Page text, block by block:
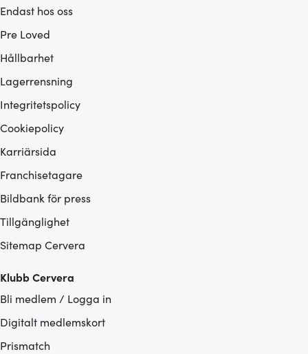
Endast hos oss
Pre Loved
Hållbarhet
Lagerrensning
Integritetspolicy
Cookiepolicy
Karriärsida
Franchisetagare
Bildbank för press
Tillgänglighet
Sitemap Cervera
Klubb Cervera
Bli medlem / Logga in
Digitalt medlemskort
Prismatch